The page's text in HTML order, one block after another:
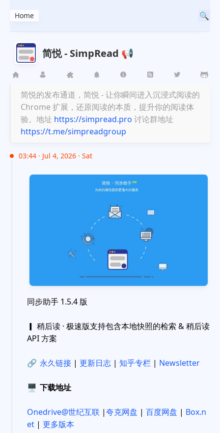
简悦 - SimpRead 📢
简悦的发布通道，简悦 - 让你瞬间进入沉浸式阅读的
Chrome 扩展，还原阅读的本质，提升你的阅读体
验。地址 https://simpread.pro 讨论群地址
https://t.me/simpreadgroup
03:44 · Jul 4, 2026 · Sat
同步助手 1.5.4 版
▎ 稍后读 · 极速版支持包含本地快照的检索 & 稍后读
API 方案
🔗 永久链接 | 更新日志 | 知乎专栏 | Newsletter
🖥 下载地址
Onedrive@世纪互联 |夸克网盘 | 百度网盘 | Box.n
et | 更多版本
Home